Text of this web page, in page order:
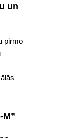
un
pirmo
M”